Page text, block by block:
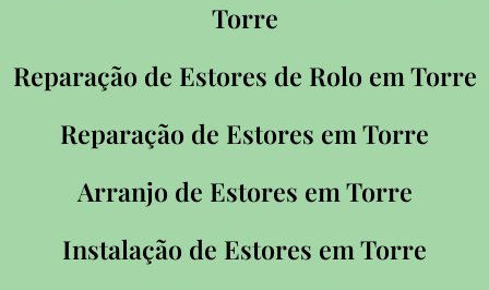
Torre
Reparação de Estores de Rolo em Torre
Reparação de Estores em Torre
Arranjo de Estores em Torre
Instalação de Estores em Torre